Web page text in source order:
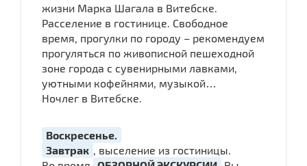
жизни Марка Шагала в Витебске.
Расселение в гостинице. Свободное
время, прогулки по городу – рекомендуем
прогуляться по живописной пешеходной
зоне города с сувенирными лавками,
уютными кофейнями, музыкой…
Ночлег в Витебске.
Воскресенье.
Завтрак
, выселение из гостиницы.